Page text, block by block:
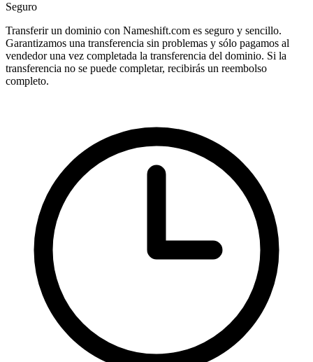
Seguro
Transferir un dominio con Nameshift.com es seguro y sencillo.
Garantizamos una transferencia sin problemas y sólo pagamos al
vendedor una vez completada la transferencia del dominio. Si la
transferencia no se puede completar, recibirás un reembolso
completo.